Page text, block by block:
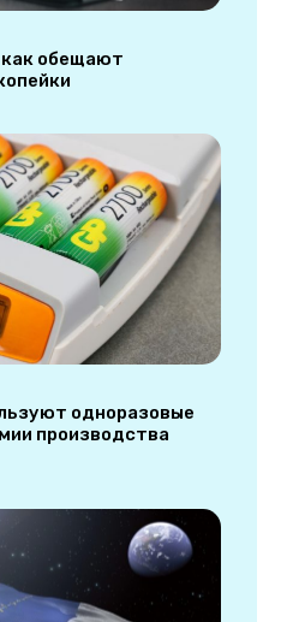
обещают
одноразовые
производства